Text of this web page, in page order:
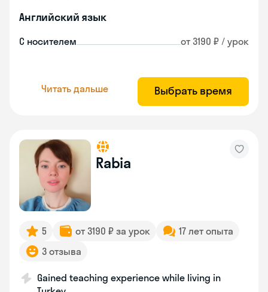
Английский язык
С носителем от 3190 ₽ / урок
Читать дальше Выбрать время
Rabia
5 от 3190 ₽ за урок
17 лет опыта
3 отзыва
Gained teaching experience while living in